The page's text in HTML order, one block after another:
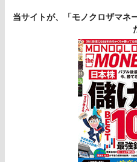
当サイトが、「モノクロザマネ